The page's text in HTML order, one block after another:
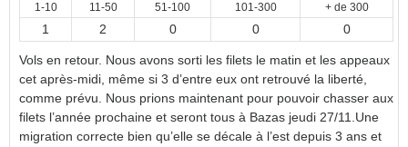
1-10 11-50 51-100 101-300 + de 300
1 2 0 0 0
Vols en retour. Nous avons sorti les filets le matin et les appeaux
cet après-midi, même si 3 d’entre eux ont retrouvé la liberté,
comme prévu. Nous prions maintenant pour pouvoir chasser aux
filets l’année prochaine et seront tous à Bazas jeudi 27/11.Une
migration correcte bien qu’elle se décale à l’est depuis 3 ans et